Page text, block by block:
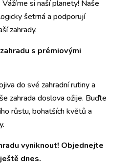
Vážíme si naší planety! Naše
šetrná a podporují
zahrady.
s prémiovými
do své zahradní rutiny a
zahrada doslova ožije. Buďte
růstu, bohatších květů a
vyniknout! Objednejte
dnes.